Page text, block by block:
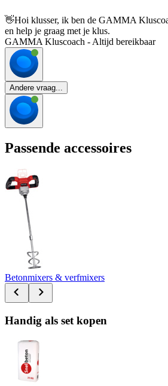
👋Hoi klusser, ik ben de GAMMA
en help je graag met je klus.
GAMMA Kluscoach - Altijd bereikbaar
Andere vraag...
Passende accessoires
Betonmixers & verfmixers
Handig als set kopen